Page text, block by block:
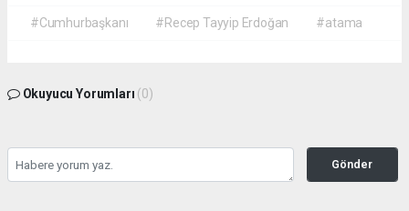
#Cumhurbaşkanı #Recep Tayyip Erdoğan #atama
Okuyucu Yorumları (0)
Gönder